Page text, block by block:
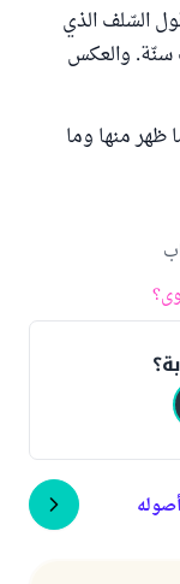
السّلف الذي
سنّة. والعكس
ظهر منها وما